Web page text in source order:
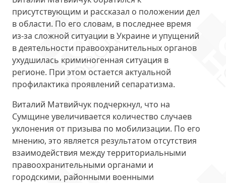
присутствующим и рассказал о положении дел
в области. По его словам, в последнее время
из-за сложной ситуации в Украине и упущений
в деятельности правоохранительных органов
ухудшилась криминогенная ситуация в
регионе. При этом остается актуальной
профилактика проявлений сепаратизма.
Виталий Матвийчук подчеркнул, что на
Сумщинеувеличивается количество случаев
уклонения от призыва по мобилизации. По его
мнению, это является результатом отсутствия
взаимодействия между территориальными
правоохранительными органами и
городскими, районными военными